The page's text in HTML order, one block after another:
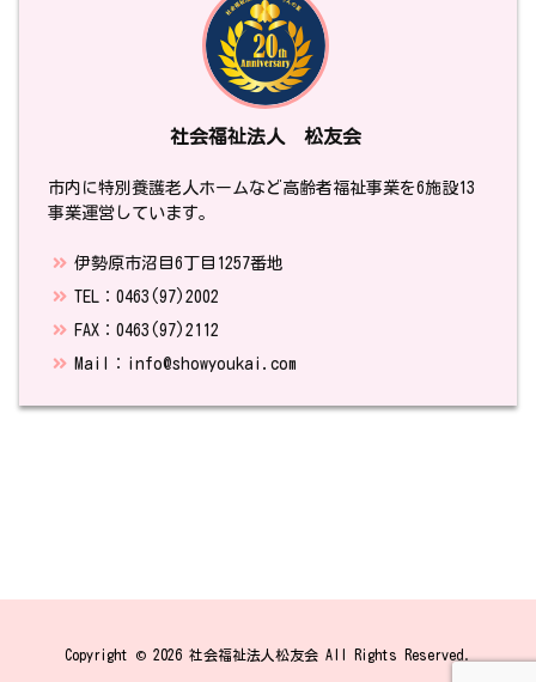
社会福祉法人 松友会
市内に特別養護老人ホームなど高齢者福祉事業を6施設13
事業運営しています。
伊勢原市沼目6丁目1257番地
TEL：0463(97)2002
FAX：0463(97)2112
Mail：info@showyoukai.com
Copyright © 2026 社会福祉法人松友会 All Rights Reserved.